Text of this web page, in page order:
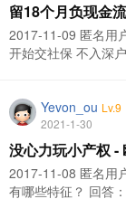
留18个月负现金
2017-11-09 匿名用
开始交社保 不入深
Yevon_ou Lv.9
2021-1-30
没心力玩小产权 -
2017-11-08 匿名用
有哪些特征？ 回答